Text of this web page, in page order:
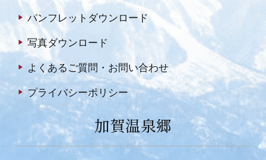
パンフレットダウンロード
写真ダウンロード
よくあるご質問・お問い合わせ
プライバシーポリシー
加賀温泉郷